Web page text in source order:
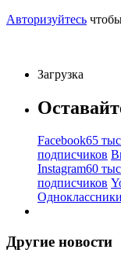
Авторизуйтесь
Загрузка
Facebook65
подписчиков
Instagram60
подписчиков
Одноклассники
Другие новости